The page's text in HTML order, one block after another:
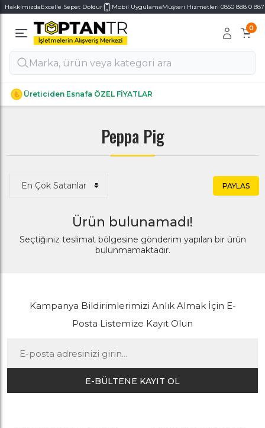
HakkımızdaExcelle Sepet Doldur Mobil UygulamaMüşteri Hizmetleri 0850 888 0 887
0
Üreticiden Esnafa ÖZEL FİYATLAR
Alt Kategoriler
Alt Kategoriler
Peppa Pig
PAYLAS
Ürün bulunamadı!
Seçtiğiniz teslimat bölgesine gönderim yapılan bir ürün
bulunmamaktadır.
Kampanya Bildirimlerimizi Anlık Almak İçin E-
Posta Listemize Kayıt Olun
E-BÜLTENE KAYIT OL